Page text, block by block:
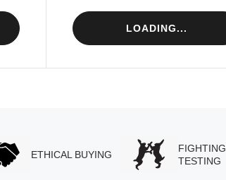
LOADING...
ETHICAL BUYING
TESTING